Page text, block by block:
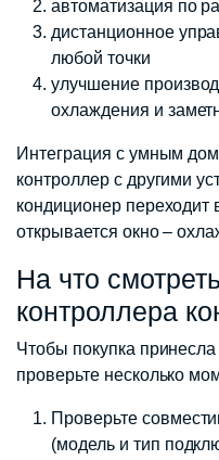
автоматизация по
дистанционное
любой точки
улучшение
охлаждения и
Интеграция с умным
контроллер с другими
кондиционер
открывается окно –
На что
контроллера
Чтобы покупка
проверьте несколько
Проверьте
(модель и тип